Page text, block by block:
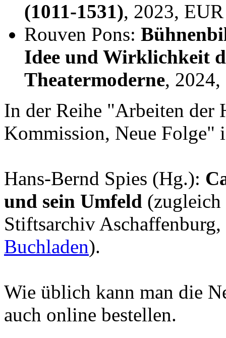
(1011-1531), 2023,
Rouven Pons:
Idee und Wirklichkeit
Theatermoderne,
In der Reihe "Arbeiten der
Kommission, Neue Folge"
Hans-Bernd Spies (Hg.):
und sein Umfeld
Stiftsarchiv
Buchladen).
Wie üblich kann man die
auch online bestellen.